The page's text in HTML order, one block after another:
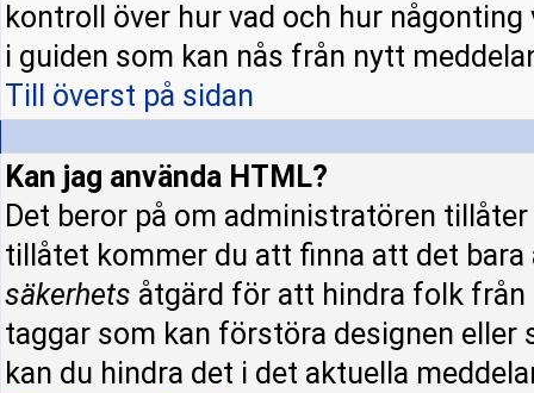
kontroll över hur vad och hur
i guiden som kan nås från nytt
Till överst på sidan
Kan jag använda HTML?
Det beror på om administratören
tillåtet kommer du att finna att det
säkerhets åtgärd för att hindra folk
taggar som kan förstöra designen eller
kan du hindra det i det aktuella